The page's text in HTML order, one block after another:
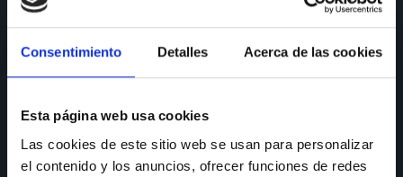
Consentimiento Detalles Acerca de las cookies
Esta página web usa cookies
Las cookies de este sitio web se usan para personalizar
el contenido y los anuncios, ofrecer funciones de redes
CONSULTAS
91 690 96 63
Móvil:636 59 60 42